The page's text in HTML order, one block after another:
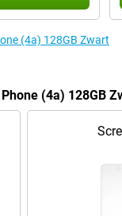
(4a) 128GB Zwart
(4a) 128GB